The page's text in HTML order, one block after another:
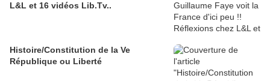
L&L et 16 vidéos Lib.Tv..
Histoire/Constitution de la Ve
République ou Liberté